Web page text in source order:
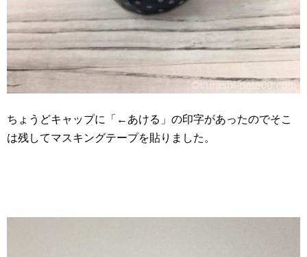
ちょうどキャップに「←あける」の印字があったのでそこ
は残してマスキングテープを貼りました。